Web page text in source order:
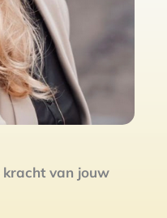
van jouw